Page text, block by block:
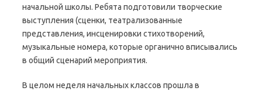
начальной школы. Ребята подготовили творческие
выступления (сценки, театрализованные
представления, инсценировки стихотворений,
музыкальные номера, которые органично вписывались
в общий сценарий мероприятия.
В целом неделя начальных классов прошла в